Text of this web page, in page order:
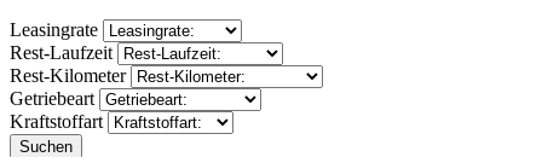
Leasingrate
Rest-Laufzeit
Rest-Kilometer
Getriebeart
Kraftstoffart
Suchen